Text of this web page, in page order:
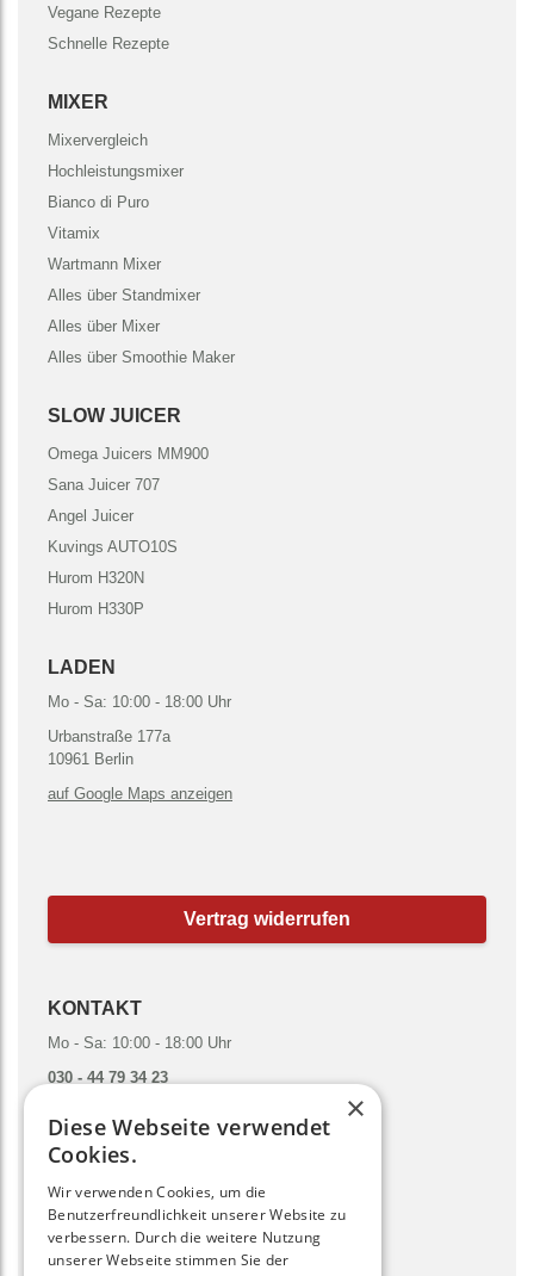
Vegane Rezepte
Schnelle Rezepte
MIXER
Mixervergleich
Hochleistungsmixer
Bianco di Puro
Vitamix
Wartmann Mixer
Alles über Standmixer
Alles über Mixer
Alles über Smoothie Maker
SLOW JUICER
Omega Juicers MM900
Sana Juicer 707
Angel Juicer
Kuvings AUTO10S
Hurom H320N
Hurom H330P
LADEN
Mo - Sa: 10:00 - 18:00 Uhr
Urbanstraße 177a
10961 Berlin
auf Google Maps anzeigen
Vertrag widerrufen
KONTAKT
Mo - Sa: 10:00 - 18:00 Uhr
030 - 44 79 34 23
zum Kontaktformular
SOCIAL MEDIA
×
Diese Webseite verwendet
Cookies.
Wir verwenden Cookies, um die
Benutzerfreundlichkeit unserer Website zu
verbessern. Durch die weitere Nutzung
unserer Webseite stimmen Sie der